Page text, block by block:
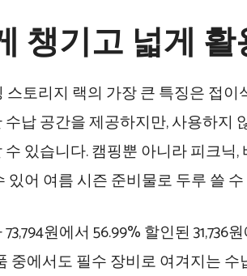
챙기고 넓게 활
스토리지 랙의 가장 큰 특징은 접
납 공간을 제공하지만, 사용하지
있습니다. 캠핑뿐 아니라 피크닉
있어 여름 시즌 준비물로 두루 쓸
원에서 56.99% 할인된 31,736
중에서도 필수 장비로 여겨지는